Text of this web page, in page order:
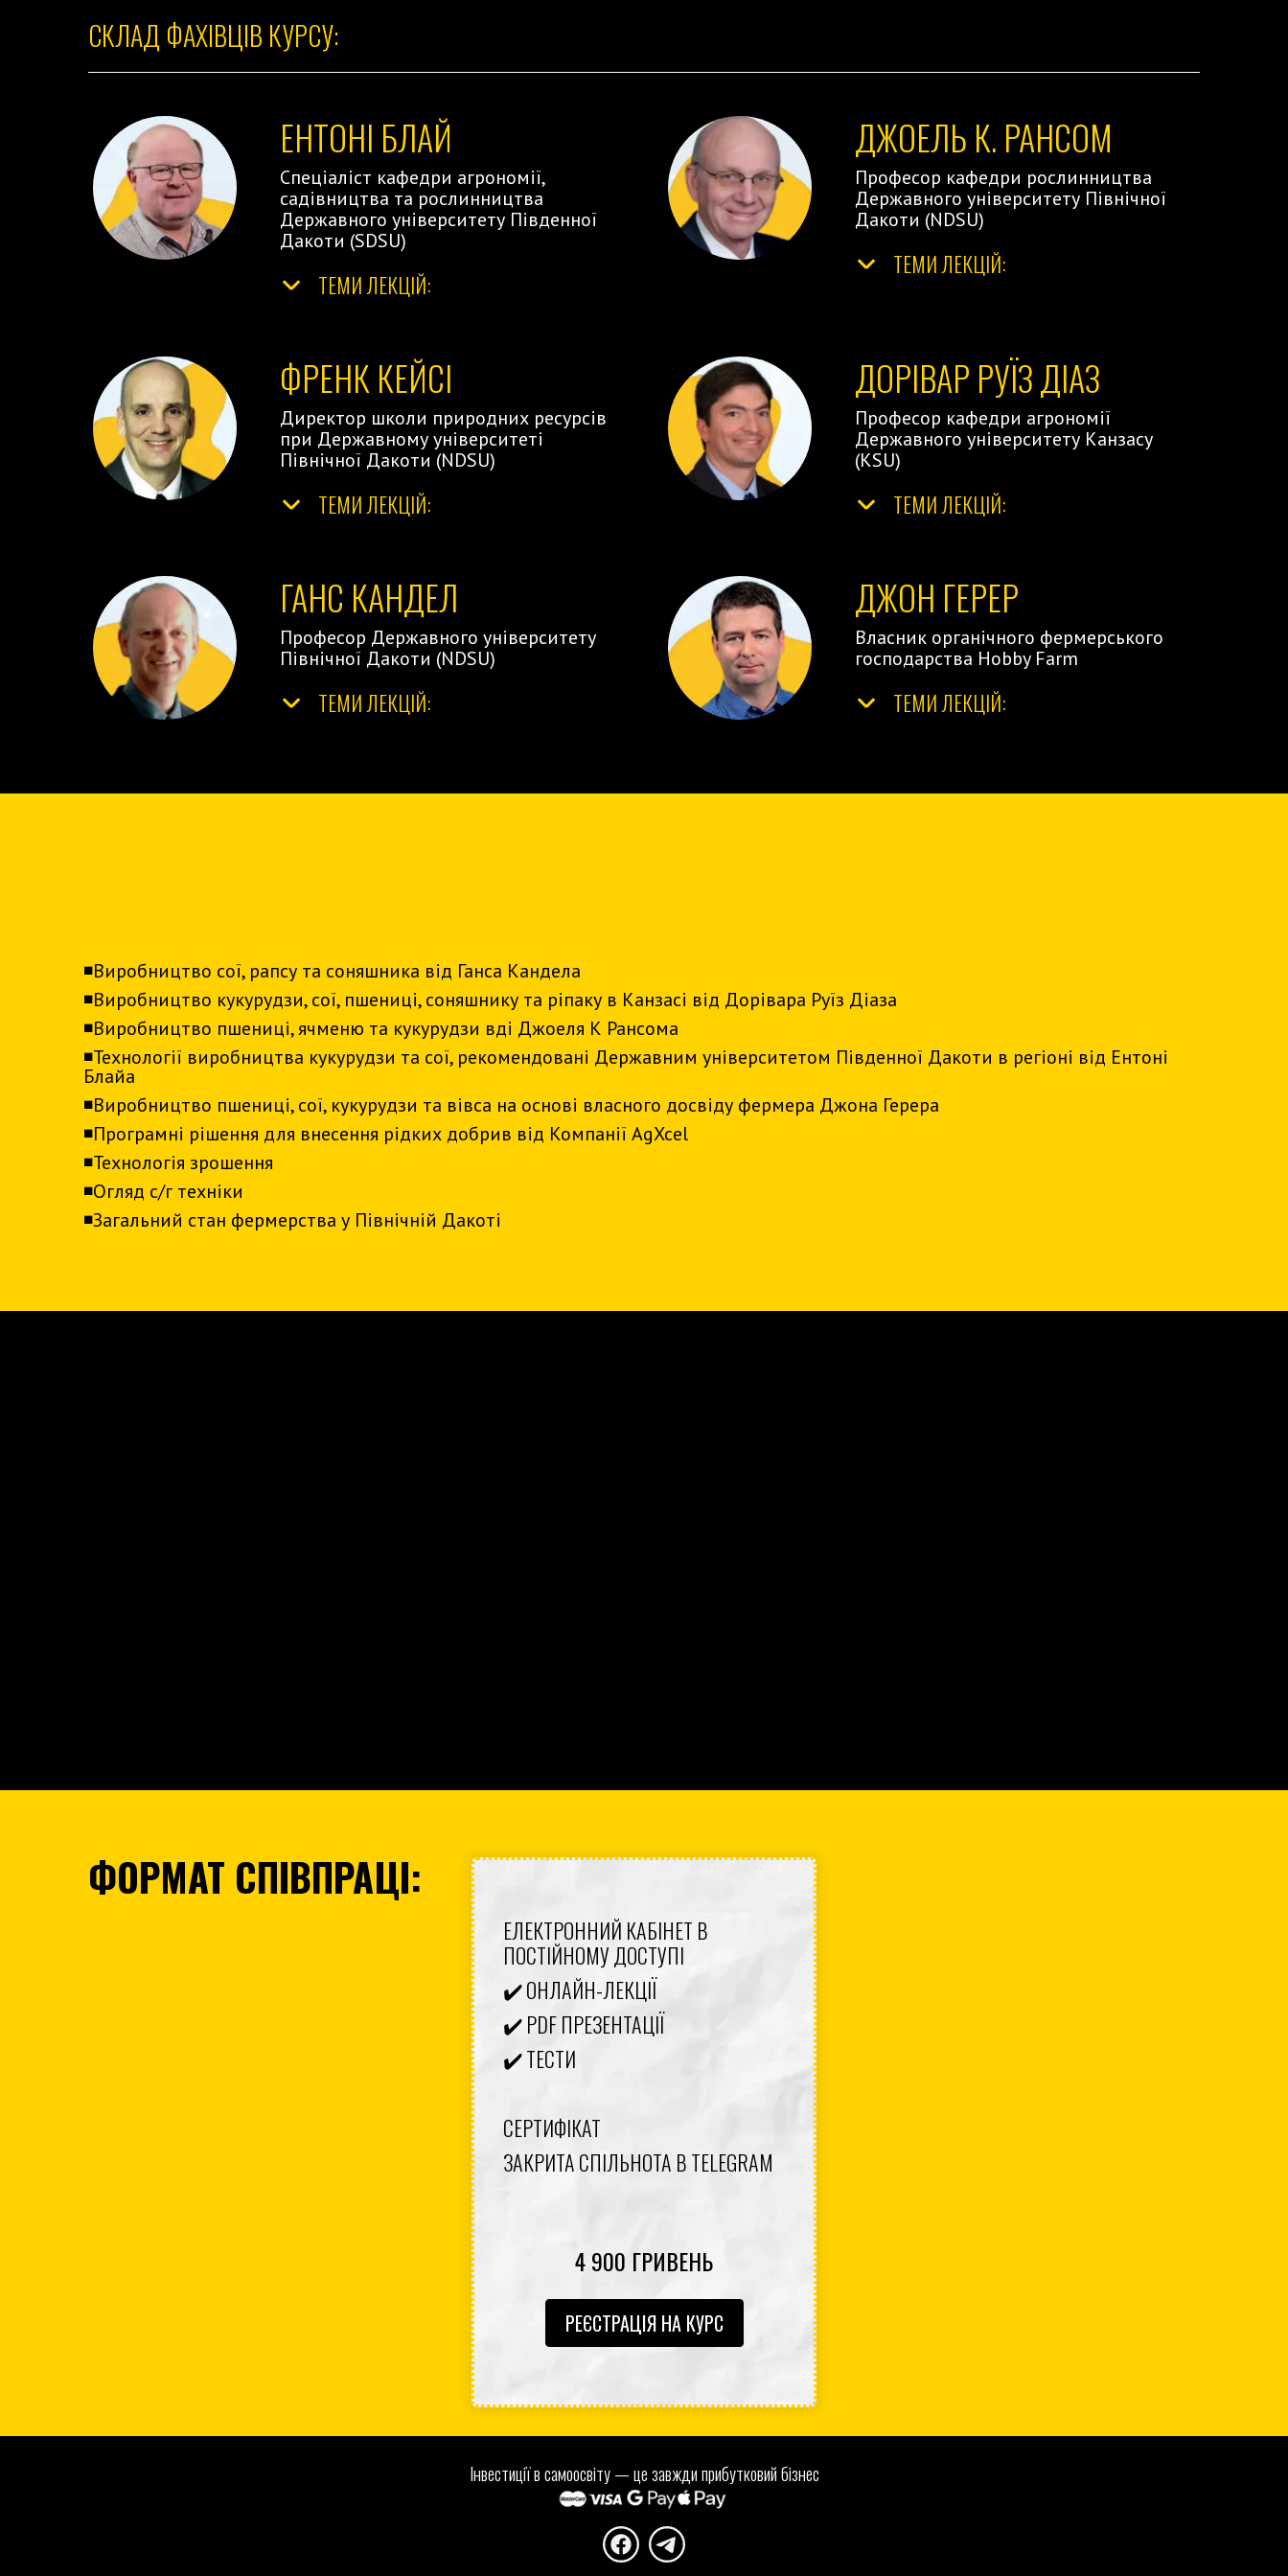
СКЛАД ФАХІВЦІВ КУРСУ:
ЕНТОНІ БЛАЙ
Спеціаліст кафедри агрономії,
садівництва та рослинництва
Державного університету Південної
Дакоти (SDSU)
ТЕМИ ЛЕКЦІЙ:
ДЖОЕЛЬ К. РАНСОМ
Професор кафедри рослинництва
Державного університету Північної
Дакоти (NDSU)
ТЕМИ ЛЕКЦІЙ:
ФРЕНК КЕЙСІ
Директор школи природних ресурсів
при Державному університеті
Північної Дакоти (NDSU)
ТЕМИ ЛЕКЦІЙ:
ДОРІВАР РУЇЗ ДІАЗ
Професор кафедри агрономії
Державного університету Канзасу
(KSU)
ТЕМИ ЛЕКЦІЙ:
ГАНС КАНДЕЛ
Професор Державного університету
Північної Дакоти (NDSU)
ТЕМИ ЛЕКЦІЙ:
ДЖОН ГЕРЕР
Власник органічного фермерського
господарства Hobby Farm
ТЕМИ ЛЕКЦІЙ:
◾️Виробництво сої, рапсу та соняшника від Ганса Кандела
◾️Виробництво кукурудзи, сої, пшениці, соняшнику та ріпаку в Канзасі від Дорівара Руїз Діаза
◾️Виробництво пшениці, ячменю та кукурудзи вді Джоеля К Рансома
◾️Технології виробництва кукурудзи та сої, рекомендовані Державним університетом Південної Дакоти в регіоні від Ентоні
Блайа
◾️Виробництво пшениці, сої, кукурудзи та вівса на основі власного досвіду фермера Джона Герера
◾️Програмні рішення для внесення рідких добрив від Компанії AgXcel
◾️Технологія зрошення
◾️Огляд с/г техніки
◾️Загальний стан фермерства у Північній Дакоті
ФОРМАТ СПІВПРАЦІ:
ЕЛЕКТРОННИЙ КАБІНЕТ В
ПОСТІЙНОМУ ДОСТУПІ
✔️ ОНЛАЙН-ЛЕКЦІЇ
✔️ PDF ПРЕЗЕНТАЦІЇ
✔️ ТЕСТИ
СЕРТИФІКАТ
ЗАКРИТА СПІЛЬНОТА В TELEGRAM
4 900 ГРИВЕНЬ
РЕЄСТРАЦІЯ НА КУРС
Інвестиції в самоосвіту — це завжди прибутковий бізнес